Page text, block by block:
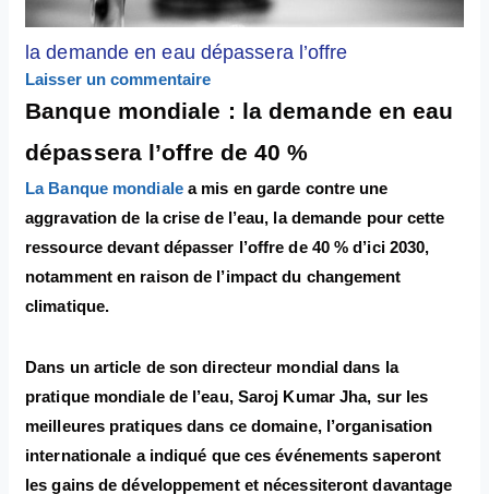
la demande en eau dépassera l’offre
Laisser un commentaire
Banque mondiale : la demande en eau
dépassera l’offre de 40 %
La Banque mondialea mis en garde contre une
aggravation de la crise de l’eau, la demande pour cette
ressource devant dépasser l’offre de 40 % d’ici 2030,
notamment en raison de l’impact du changement
climatique.
Dans un article de son directeur mondial dans la
pratique mondiale de l’eau, Saroj Kumar Jha, sur les
meilleures pratiques dans ce domaine, l’organisation
internationale a indiqué que ces événements saperont
les gains de développement et nécessiteront davantage